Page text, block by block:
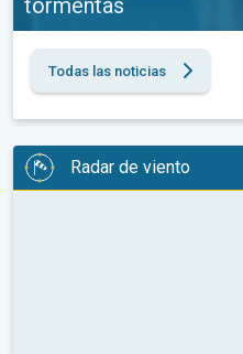
Todas las noticias
Radar de viento